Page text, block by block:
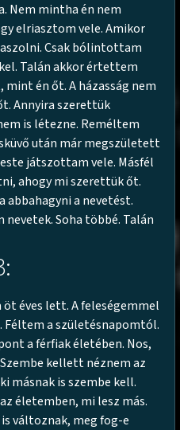
Nem mintha én nem
elriasztom vele. Amikor
Csak bólintottam
Talán akkor értettem
mint én őt. A házasság nem
Annyira szerettük
is létezne. Reméltem
után már megszületett
játszottam vele. Másfél
ahogy mi szerettük őt.
abbahagyni a nevetést.
nevetek. Soha többé. Talán
éves lett. A feleségemmel
Féltem a születésnapomtól.
a férfiak életében. Nos,
kellett néznem az
másnak is szembe kell.
életemben, mi lesz más.
változnak, meg fog-e